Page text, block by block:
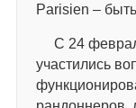
Parisien –
С 24
участились